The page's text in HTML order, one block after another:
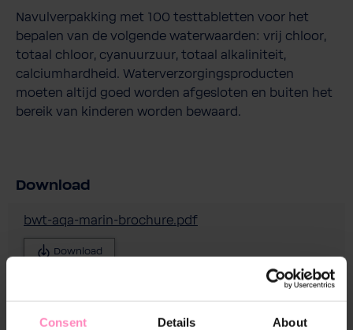
Consent Details About
Navulverpakking met 100 testtabletten voor het
bepalen van de volgende waterwaarden: vrij chloor,
totaal chloor, cyanuurzuur, totaal alkaliniteit,
calciumhardheid. Waterverzorgingsproducten
moeten altijd goed worden afgesloten en buiten het
bereik van kinderen worden bewaard.
Download
bwt-aqa-marin-brochure.pdf
Download
Sicherheitsdatenblatt.pdf